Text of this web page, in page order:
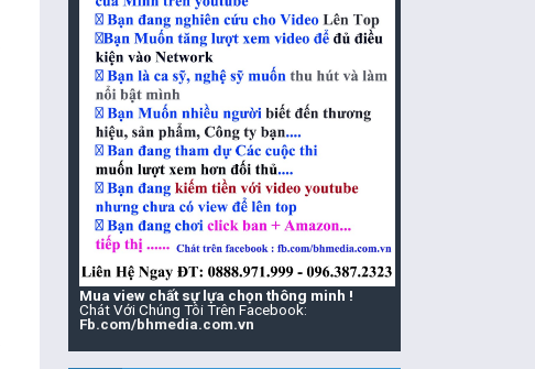
Mua view chất sự lựa chọn thông minh !
Chát Với Chúng Tôi Trên Facebook:
Fb.com/bhmedia.com.vn